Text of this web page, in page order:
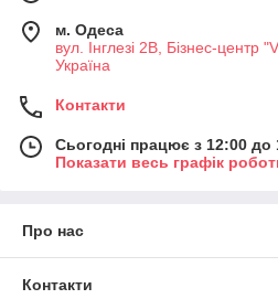
м. Одеса
вул. Інглезі 2В, Бізнес-центр
Україна
Контакти
Сьогодні працює з 12:00 до
Показати весь графік
Про нас
Контакти